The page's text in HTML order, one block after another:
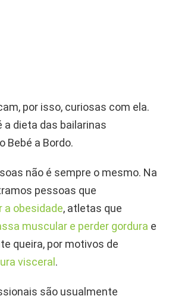
por isso, curiosas com ela.
a dieta das bailarinas
Bebé a Bordo.
não é sempre o mesmo. Na
pessoas que
a obesidade, atletas que
muscular e perder gordura e
queira, por motivos de
visceral .
são usualmente